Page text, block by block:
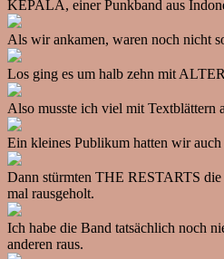
KEPALA, einer Punkband aus
Als wir ankamen, waren noch nicht
Los ging es um halb zehn mit
Also musste ich viel mit Textblättern
Ein kleines Publikum hatten wir
Dann stürmten THE RESTARTS die
mal rausgeholt.
Ich habe die Band tatsächlich noch
anderen raus.